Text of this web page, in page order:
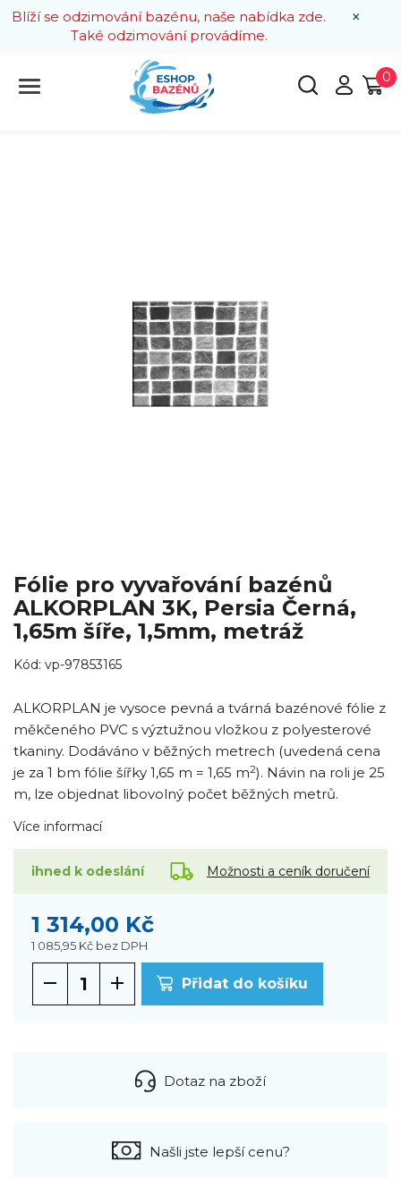
×
Blíží se odzimování bazénu, naše nabídka zde.
Také odzimování provádíme.
0
Fólie pro vyvařování bazénů
ALKORPLAN 3K, Persia Černá,
1,65m šíře, 1,5mm, metráž
Kód: vp-97853165
ALKORPLAN je vysoce pevná a tvárná bazénové fólie z
měkčeného PVC s výztužnou vložkou z polyesterové
tkaniny. Dodáváno v běžných metrech (uvedená cena
je za 1 bm fólie šířky 1,65 m = 1,65 m2). Návin na roli je 25
m, lze objednat libovolný počet běžných metrů.
Více informací
ihned k odeslání Možnosti a ceník doručení
1 314,00 Kč
1 085,95 Kč bez DPH
Přidat do košíku
Dotaz na zboží
Našli jste lepší cenu?